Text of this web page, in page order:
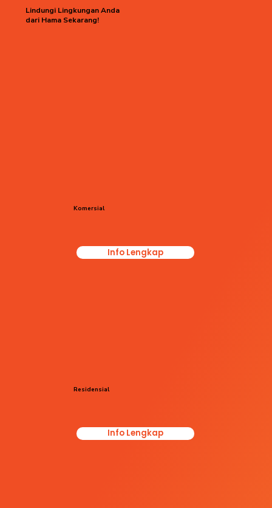
Lindungi Lingkungan Anda
dari Hama Sekarang!
Komersial
Info Lengkap
Residensial
Info Lengkap